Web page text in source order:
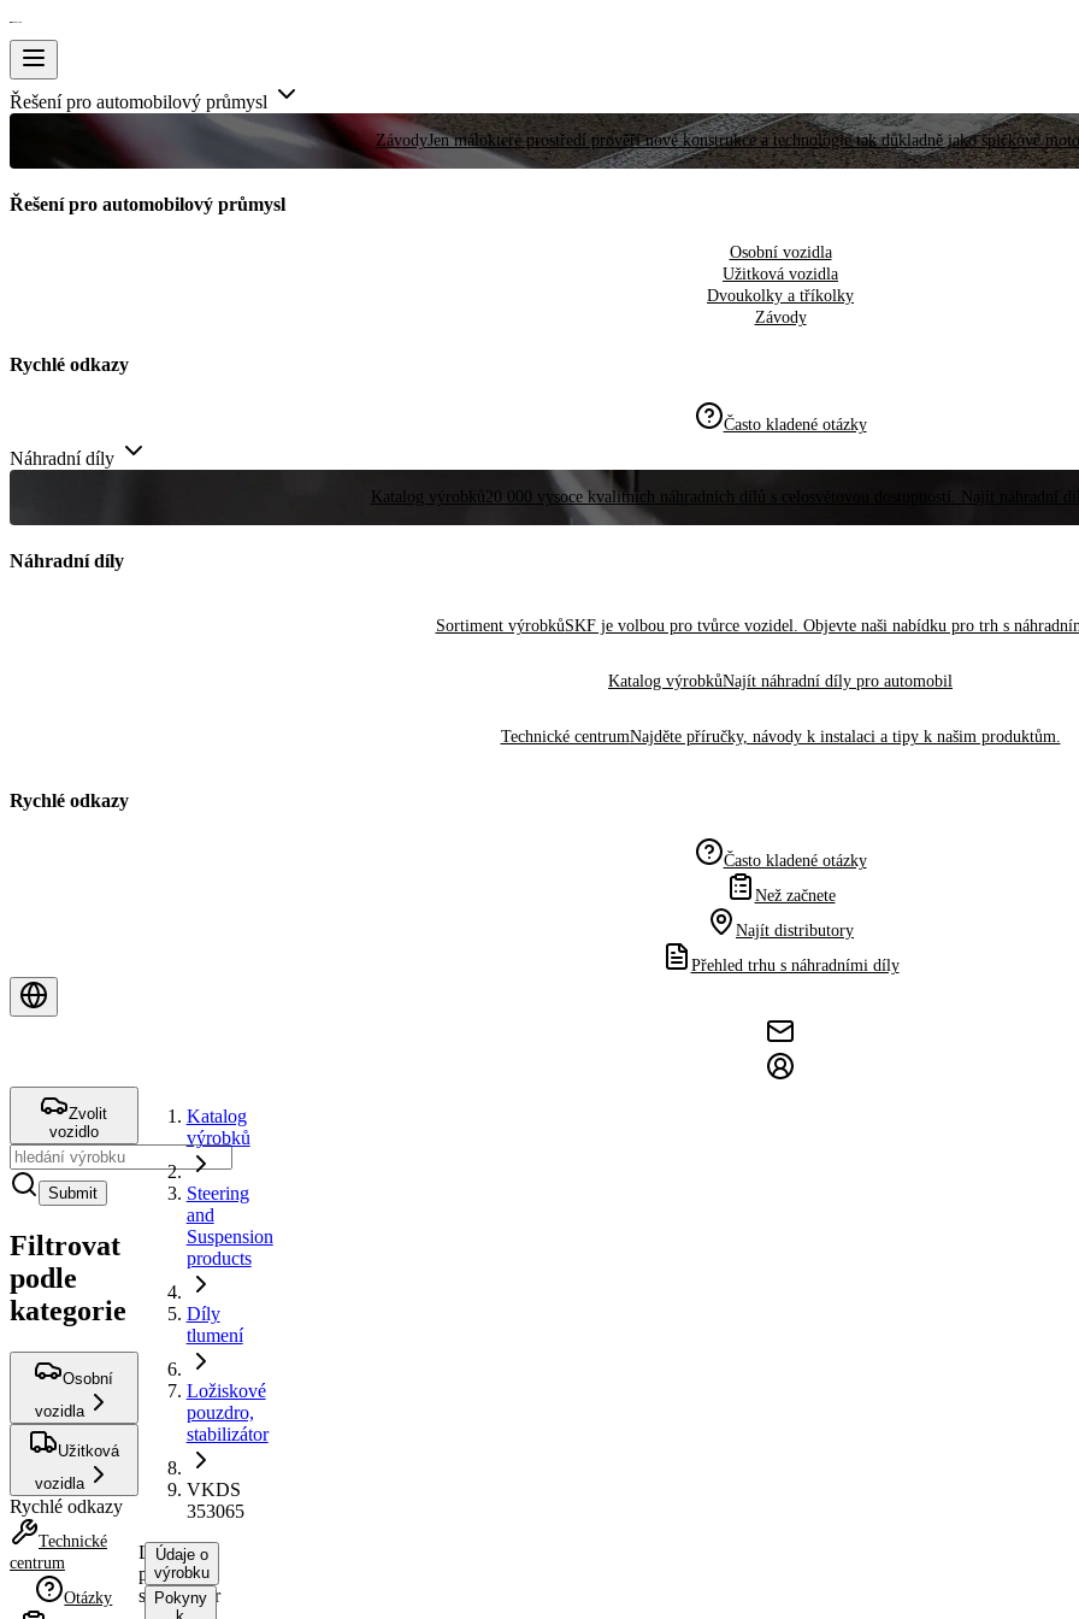
Řešení pro automobilový průmysl
ZávodyJen málokteré prostředí prověří nové konstrukce a technologie tak důkladně jako špičkové
Řešení pro automobilový průmysl
Osobní vozidla
Užitková vozidla
Dvoukolky a tříkolky
Závody
Rychlé odkazy
Často kladené otázky
Náhradní díly
Katalog výrobků20 000 vysoce kvalitních náhradních dílů s celosvětovou dostupností. Najít náhradní
Náhradní díly
Sortiment výrobkůSKF je volbou pro tvůrce vozidel. Objevte naši nabídku pro trh s
Katalog výrobkůNajít náhradní díly pro automobil
Technické centrumNajděte příručky, návody k instalaci a tipy k našim produktům.
Rychlé odkazy
Často kladené otázky
Než začnete
Najít distributory
Přehled trhu s náhradními díly
Zvolit
vozidlo
Submit
Filtrovat
podle
kategorie
Osobní
vozidla
Užitková
vozidla
Rychlé odkazy
Technické
centrum
Otázky
Katalog
výrobků
Steering
and
Suspension
products
Díly
tlumení
Ložiskové
pouzdro,
stabilizátor
VKDS
353065
Ložiskové
pouzdro,
stabilizátor
Údaje o
výrobku
Pokyny